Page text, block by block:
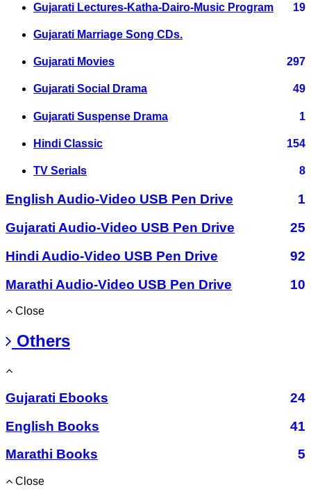
Gujarati Lectures-Katha-Dairo-Music Program 19
Gujarati Marriage Song CDs.
Gujarati Movies 297
Gujarati Social Drama 49
Gujarati Suspense Drama 1
Hindi Classic 154
TV Serials 8
English Audio-Video USB Pen Drive
1
Gujarati Audio-Video USB Pen Drive
25
Hindi Audio-Video USB Pen Drive
92
Marathi Audio-Video USB Pen Drive
10
Close
Others
Gujarati Ebooks
24
English Books
41
Marathi Books
5
Close